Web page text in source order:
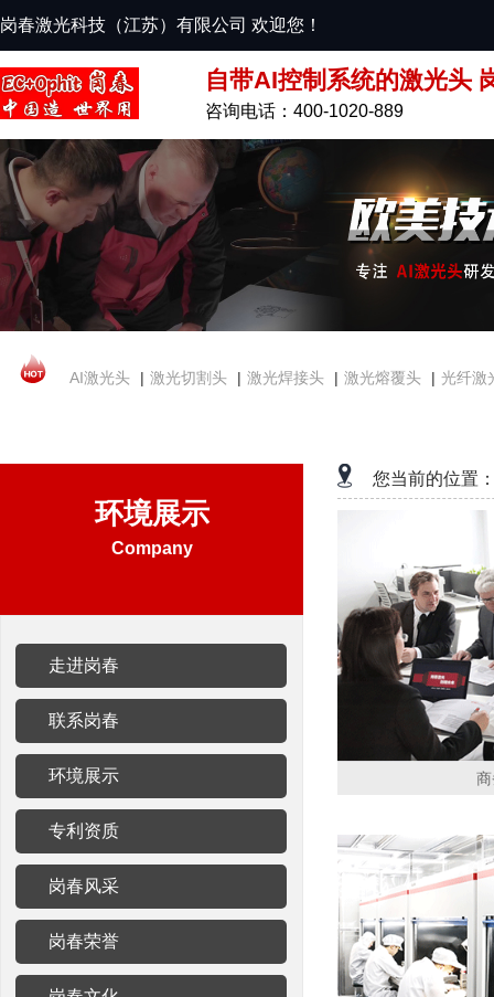
岗春激光科技（江苏）有限公司 欢迎您！
自带AI控制系统的激光头
咨询电话：400-1020-889
AI激光头 | 激光切割头 | 激光焊接头 | 激光熔覆头 | 光纤激
环境展示
Company
走进岗春
联系岗春
环境展示
专利资质
岗春风采
岗春荣誉
您当前的位置